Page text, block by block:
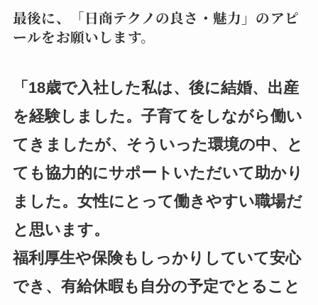
最後に、「日商テクノの良さ・魅力」のアピ
ールをお願いします。
「18歳で入社した私は、後に結婚、出産
を経験しました。子育てをしながら働い
てきましたが、そういった環境の中、と
ても協力的にサポートいただいて助かり
ました。女性にとって働きやすい職場だ
と思います。
福利厚生や保険もしっかりしていて安心
でき、有給休暇も自分の予定でとること